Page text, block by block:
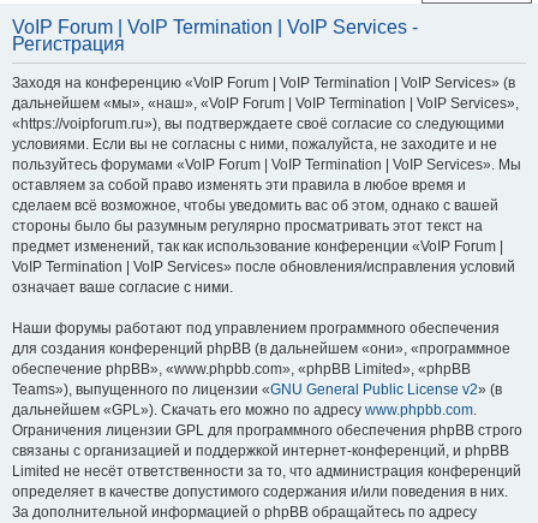
VoIP Forum | VoIP Termination | VoIP Services -
Регистрация
Заходя на конференцию «VoIP Forum | VoIP Termination | VoIP Services» (в
дальнейшем «мы», «наш», «VoIP Forum | VoIP Termination | VoIP Services»,
«https://voipforum.ru»), вы подтверждаете своё согласие со следующими
условиями. Если вы не согласны с ними, пожалуйста, не заходите и не
пользуйтесь форумами «VoIP Forum | VoIP Termination | VoIP Services». Мы
оставляем за собой право изменять эти правила в любое время и
сделаем всё возможное, чтобы уведомить вас об этом, однако с вашей
стороны было бы разумным регулярно просматривать этот текст на
предмет изменений, так как использование конференции «VoIP Forum |
VoIP Termination | VoIP Services» после обновления/исправления условий
означает ваше согласие с ними.
Наши форумы работают под управлением программного обеспечения
для создания конференций phpBB (в дальнейшем «они», «программное
обеспечение phpBB», «www.phpbb.com», «phpBB Limited», «phpBB
Teams»), выпущенного по лицензии «GNU General Public License v2» (в
дальнейшем «GPL»). Скачать его можно по адресу www.phpbb.com.
Ограничения лицензии GPL для программного обеспечения phpBB строго
связаны с организацией и поддержкой интернет-конференций, и phpBB
Limited не несёт ответственности за то, что администрация конференций
определяет в качестве допустимого содержания и/или поведения в них.
За дополнительной информацией о phpBB обращайтесь по адресу